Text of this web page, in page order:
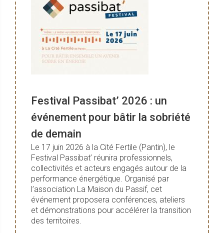
Festival Passibat’ 2026 : un
événement pour bâtir la sobriété
de demain
Le 17 juin 2026 à la Cité Fertile (Pantin), le
Festival Passibat’ réunira professionnels,
collectivités et acteurs engagés autour de la
performance énergétique. Organisé par
l’association La Maison du Passif, cet
événement proposera conférences, ateliers
et démonstrations pour accélérer la transition
des territoires.